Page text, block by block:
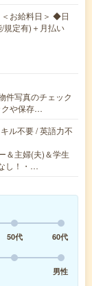
お給料日＞ ◆日
規定有)＋月払い
件写真のチェック
クや保存…
ル不要 / 英語力不
＆主婦(夫)＆学生
し！・…
50代
60代
男性